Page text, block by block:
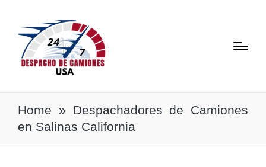
Home » Despachadores de Camiones
en Salinas California